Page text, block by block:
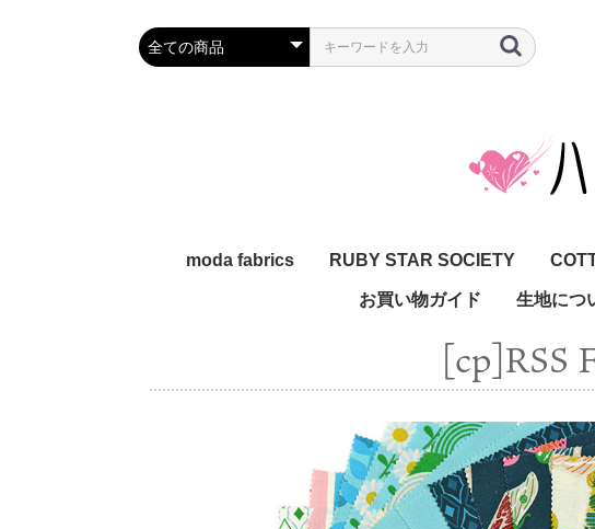
moda fabrics RUBY STAR SOCIETY
お買い物ガイド 生地につ
[cp]RSS